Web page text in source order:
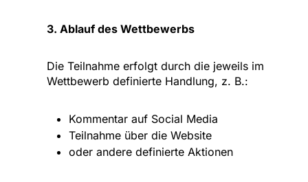
3. Ablauf des Wettbewerbs
Die Teilnahme erfolgt durch die jeweils im
Wettbewerb definierte Handlung, z. B.:
Kommentar auf Social Media
Teilnahme über die Website
oder andere definierte Aktionen